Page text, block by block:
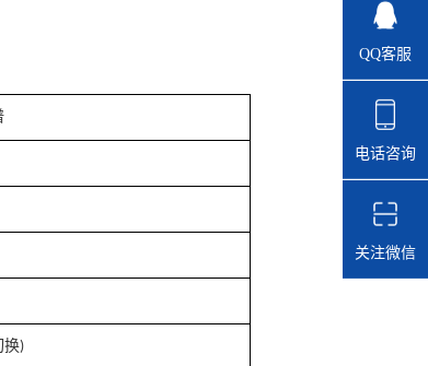
换)
QQ客服
电话咨询
关注微信